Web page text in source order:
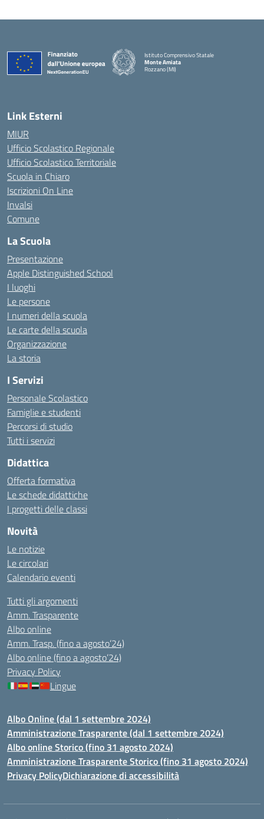
Istituto Comprensivo Statale
Monte Amiata
Rozzano (MI)
Link Esterni
MIUR
Ufficio Scolastico Regionale
Ufficio Scolastico Territoriale
Scuola in Chiaro
Iscrizioni On Line
Invalsi
Comune
La Scuola
Presentazione
Apple Distinguished School
I luoghi
Le persone
I numeri della scuola
Le carte della scuola
Organizzazione
La storia
I Servizi
Personale Scolastico
Famiglie e studenti
Percorsi di studio
Tutti i servizi
Didattica
Offerta formativa
Le schede didattiche
I progetti delle classi
Novità
Le notizie
Le circolari
Calendario eventi
Tutti gli argomenti
Amm. Trasparente
Albo online
Amm. Trasp. (fino a agosto’24)
Albo online (fino a agosto’24)
Privacy Policy
Lingue
Albo Online (dal 1 settembre 2024)
Amministrazione Trasparente (dal 1 settembre 2024)
Albo online Storico (fino 31 agosto 2024)
Amministrazione Trasparente Storico (fino 31 agosto 2024)
Privacy PolicyDichiarazione di accessibilità